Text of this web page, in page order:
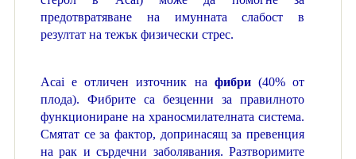
предотвратяване на имунната слабост в
резултат на тежък физически стрес.
Acai е отличен източник на фибри(40% от
плода). Фибрите са безценни за правилното
функциониране на храносмилателната система.
Смятат се за фактор, допринасящ за превенция
на рак и сърдечни заболявания. Разтворимите